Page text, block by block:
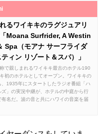
るワイキキのラグジュアリ
Moana Surfrider, A Westin
Spa（モアナ サーフライダ
ィン リゾート＆スパ）」
称で親しまれるワイキキ最古のホテル190
初のホテルとしてオープン。ワイキキの
、1935年にスタートしたラジオ番組「ハ
ズ」の実況中継が、ホテルの中庭から行
有名だ。波の音と共にハワイの音楽を届